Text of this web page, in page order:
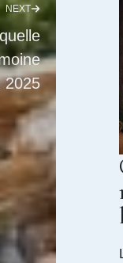
NEXT
2025